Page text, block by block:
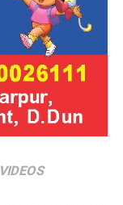
VIDEOS